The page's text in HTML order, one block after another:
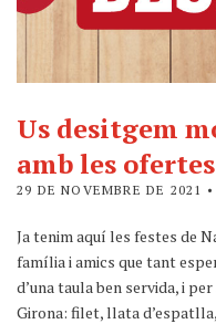
Us desitgem
amb les
29 DE NOVEMBRE DE 2021
Ja tenim aquí les festes de
família i amics que tant
d’una taula ben servida, i
Girona: filet, llata